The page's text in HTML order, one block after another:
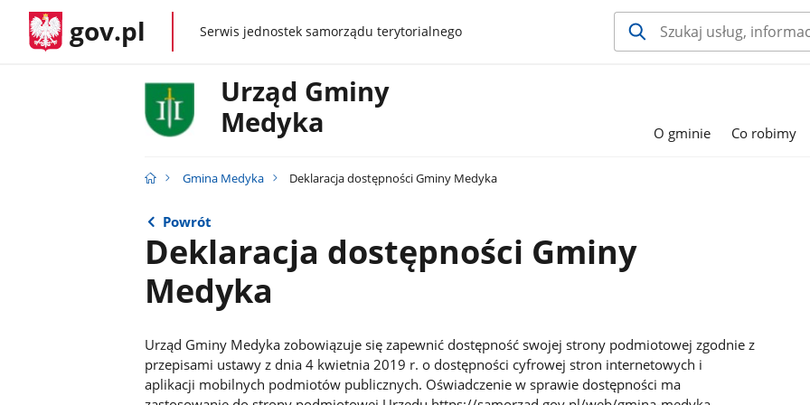
gov.pl gov.plSerwis jednostek samorządu terytorialnego
Urząd Gminy
Medyka
O gminie Co robimy
Gmina Medyka Deklaracja dostępności Gminy Medyka
Powrót
Deklaracja dostępności Gminy
Medyka
Urząd Gminy Medyka zobowiązuje się zapewnić dostępność swojej strony podmiotowej zgodnie z
przepisami ustawy z dnia 4 kwietnia 2019 r. o dostępności cyfrowej stron internetowych i
aplikacji mobilnych podmiotów publicznych. Oświadczenie w sprawie dostępności ma